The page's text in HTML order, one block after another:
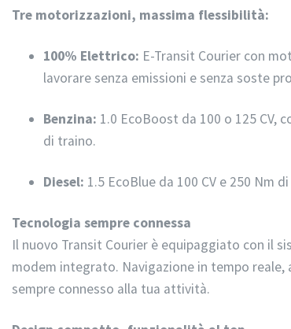
Tre motorizzazioni, massima flessibilità:
100% Elettrico: E-Transit Courier con
lavorare senza emissioni e senza soste
Benzina: 1.0 EcoBoost da 100 o 125 CV,
di traino.
Diesel: 1.5 EcoBlue da 100 CV e 250 Nm
Tecnologia sempre connessa
Il nuovo Transit Courier è equipaggiato con il
modem integrato. Navigazione in tempo
sempre connesso alla tua attività.